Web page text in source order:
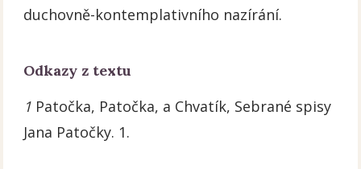
duchovně-kontemplativního nazírání.
Odkazy z textu
1 Patočka, Patočka, a Chvatík, Sebrané spisy
Jana Patočky. 1.